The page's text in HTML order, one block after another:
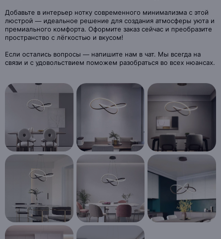
Добавьте в интерьер нотку современного минимализма с этой
люстрой — идеальное решение для создания атмосферы уюта и
премиального комфорта. Оформите заказ сейчас и преобразите
пространство с лёгкостью и вкусом!
Если остались вопросы — напишите нам в чат. Мы всегда на
связи и с удовольствием поможем разобраться во всех нюансах.